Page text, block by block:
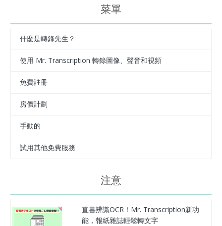
菜單
什麼是轉錄先生？
使用 Mr. Transcription 轉錄圖像、聲音和視頻
免費註冊
房價計劃
手動的
試用其他免費服務
注意
直書辨識OCR！Mr. Transcription新功
能，報紙雜誌輕鬆轉文字